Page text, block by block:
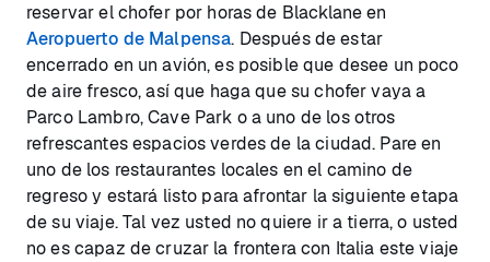
reservar el chofer por horas de Blacklane en
Aeropuerto de Malpensa. Después de estar
encerrado en un avión, es posible que desee un poco
de aire fresco, así que haga que su chofer vaya a
Parco Lambro, Cave Park o a uno de los otros
refrescantes espacios verdes de la ciudad. Pare en
uno de los restaurantes locales en el camino de
regreso y estará listo para afrontar la siguiente etapa
de su viaje. Tal vez usted no quiere ir a tierra, o usted
no es capaz de cruzar la frontera con Italia este viaje